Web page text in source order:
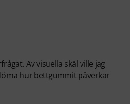
Av visuella skäl ville jag
hur bettgummit påverkar